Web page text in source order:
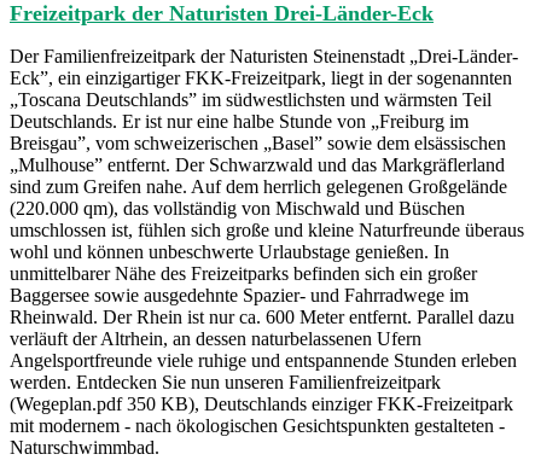
Freizeitpark der Naturisten Drei-Länder-Eck
Der Familienfreizeitpark der Naturisten Steinenstadt „Drei-Länder-
Eck”, ein einzigartiger FKK-Freizeitpark, liegt in der sogenannten
„Toscana Deutschlands” im südwestlichsten und wärmsten Teil
Deutschlands. Er ist nur eine halbe Stunde von „Freiburg im
Breisgau”, vom schweizerischen „Basel” sowie dem elsässischen
„Mulhouse” entfernt. Der Schwarzwald und das Markgräflerland
sind zum Greifen nahe. Auf dem herrlich gelegenen Großgelände
(220.000 qm), das vollständig von Mischwald und Büschen
umschlossen ist, fühlen sich große und kleine Naturfreunde überaus
wohl und können unbeschwerte Urlaubstage genießen. In
unmittelbarer Nähe des Freizeitparks befinden sich ein großer
Baggersee sowie ausgedehnte Spazier- und Fahrradwege im
Rheinwald. Der Rhein ist nur ca. 600 Meter entfernt. Parallel dazu
verläuft der Altrhein, an dessen naturbelassenen Ufern
Angelsportfreunde viele ruhige und entspannende Stunden erleben
werden. Entdecken Sie nun unseren Familienfreizeitpark
(Wegeplan.pdf 350 KB), Deutschlands einziger FKK-Freizeitpark
mit modernem - nach ökologischen Gesichtspunkten gestalteten -
Naturschwimmbad.